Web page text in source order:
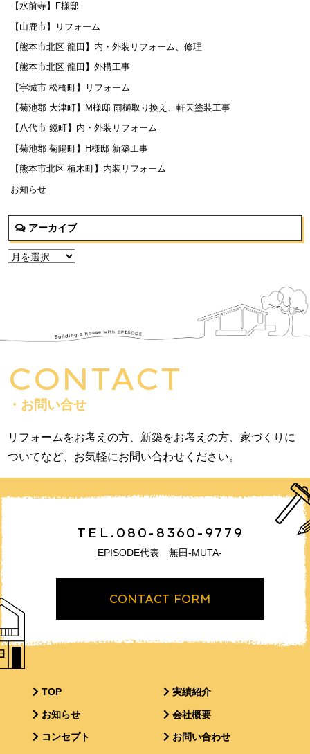
【水前寺】F様邸
【山鹿市】リフォーム
【熊本市北区 龍田】内・外装リフォーム、修理
【熊本市北区 龍田】外構工事
【宇城市 松橋町】リフォーム
【菊池郡 大津町】M様邸 雨樋取り換え、軒天塗装工事
【八代市 鏡町】内・外装リフォーム
【菊池郡 菊陽町】H様邸 新築工事
【熊本市北区 植木町】内装リフォーム
お知らせ
アーカイブ
CONTACT
・お問い合せ
リフォームをお考えの方、新築をお考えの方、家づくりに
ついてなど、お気軽にお問い合わせください。
TEL.080-8360-9779
EPISODE代表 無田-MUTA-
CONTACT FORM
TOP 実績紹介
お知らせ 会社概要
コンセプト お問い合わせ